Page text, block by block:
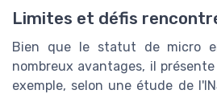
Limites et défis
Bien que le statut de micro
nombreux avantages, il
exemple, selon une étude de